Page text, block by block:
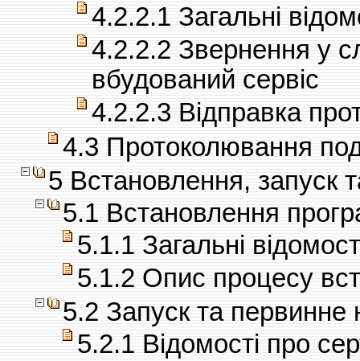
4.2.2.1 Загальні
4.2.2.2 Звернення у
вбудований сервіс
4.2.2.3 Відправка
4.3 Протоколювання
5 Встановлення, запуск
5.1 Встановлення
5.1.1 Загальні
5.1.2 Опис процесу
5.2 Запуск та
5.2.1 Відомості про